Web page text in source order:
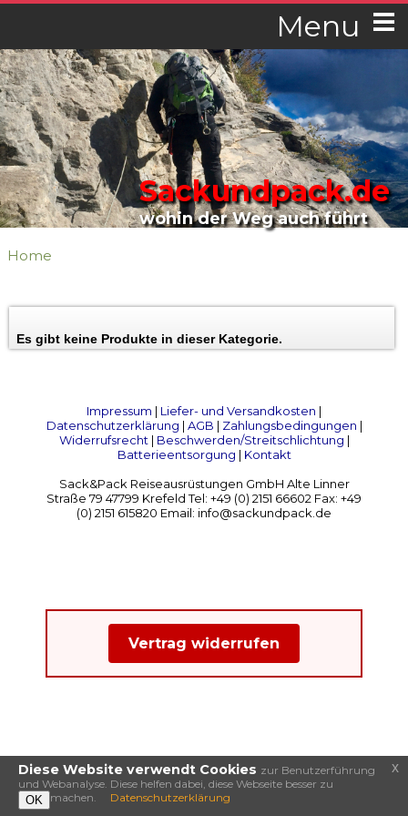
Menu
Sackundpack.de
wohin der Weg auch führt
Home
Es gibt keine Produkte in dieser Kategorie.
Impressum | Liefer- und Versandkosten |
Datenschutzerklärung | AGB | Zahlungsbedingungen |
Widerrufsrecht | Beschwerden/Streitschlichtung |
Batterieentsorgung | Kontakt
Sack&Pack Reiseausrüstungen GmbH Alte Linner
Straße 79 47799 Krefeld Tel: +49 (0) 2151 66602 Fax: +49
(0) 2151 615820 Email: info@sackundpack.de
Vertrag widerrufen
Diese Website verwendt Cookies zur Benutzerführung
und Webanalyse. Diese helfen dabei, diese Webseite besser zu
machen.
OK Datenschutzerklärung
x